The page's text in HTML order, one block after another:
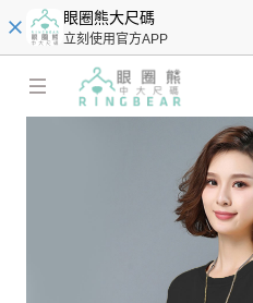
眼圈熊大尺碼
立刻使用官方APP